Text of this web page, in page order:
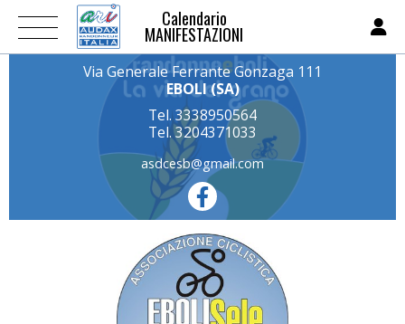
Calendario
MANIFESTAZIONI
Via Generale Ferrante Gonzaga 111
EBOLI (SA)
Tel. 3338950564
Tel. 3204371033
asdcesb@gmail.com